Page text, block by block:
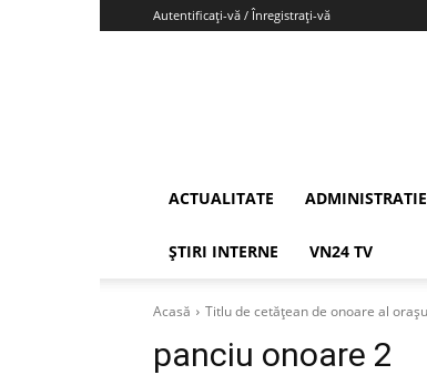
Autentificați-vă / Înregistrați-vă
ACTUALITATE ADMINISTRATIE
ȘTIRI INTERNE VN24 TV
Acasă Titlu de cetățean de onoare al
panciu onoare 2